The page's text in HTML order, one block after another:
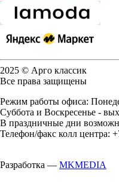
2025 © Арго классик
Все права защищены
Режим работы офиса:
Суббота и Воскресенье -
В праздничные дни
Телефон/факс колл центра:
Разработка — MKMEDIA